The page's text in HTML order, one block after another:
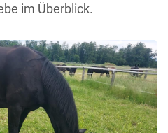
im Überblick.